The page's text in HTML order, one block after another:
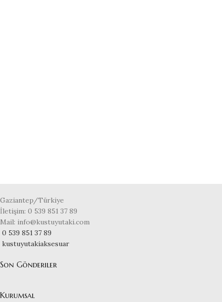
Gaziantep/Türkiye
İletişim: 0 539 851 37 89
Mail: info@kustuyutaki.com
0 539 851 37 89
kustuyutakiaksesuar
Son Gönderiler
Kurumsal